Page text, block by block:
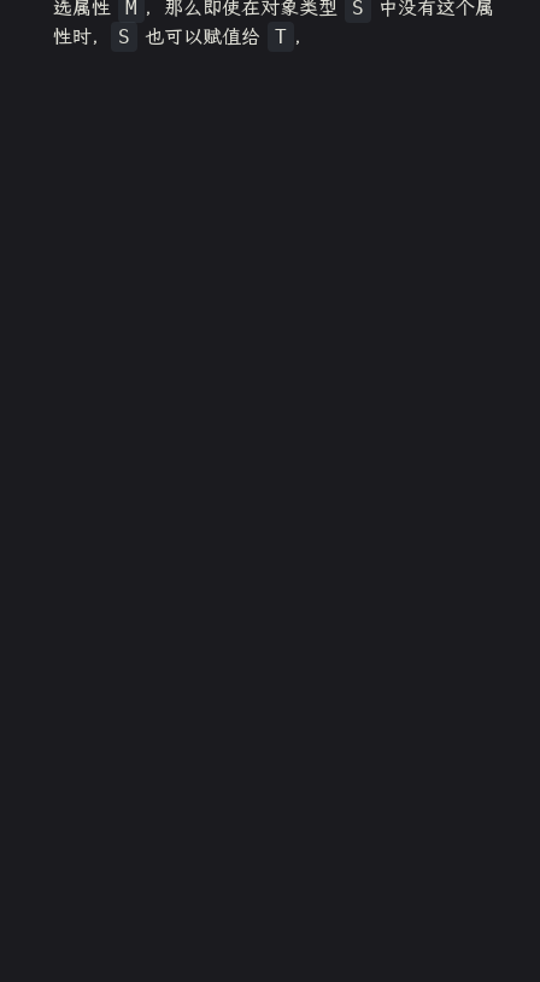
选属性 M ，那么即使在对象类型 S
中没有这个属
性时，
S 也可以赋值给 T ，